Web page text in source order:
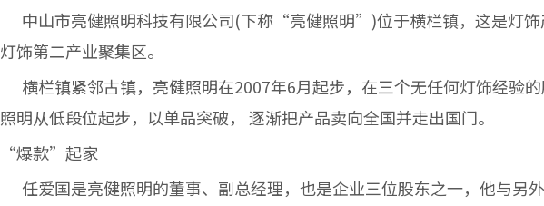
中山市亮健照明科技有限公司(下称“亮健照明”)位于横栏镇，这是灯饰
灯饰第二产业聚集区。
横栏镇紧邻古镇，亮健照明在2007年6月起步，在三个无任何灯饰经验
照明从低段位起步，以单品突破， 逐渐把产品卖向全国并走出国门。
“爆款”起家
任爱国是亮健照明的董事、副总经理，也是企业三位股东之一，他与另